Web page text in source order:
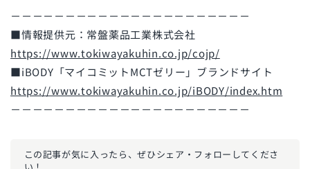
－－－－－－－－－－－－－－－－－－－－－－
■情報提供元：常盤薬品工業株式会社
https://www.tokiwayakuhin.co.jp/cojp/
■iBODY「マイコミットMCTゼリー」ブランドサイト
https://www.tokiwayakuhin.co.jp/iBODY/index.htm
－－－－－－－－－－－－－－－－－－－－－－
この記事が気に入ったら、ぜひシェア・フォローしてくださ
い！